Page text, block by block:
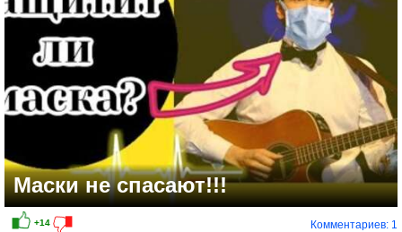
Маски не спасают!!!
Комментариев: 1